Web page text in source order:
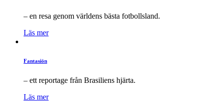
– en resa genom världens bästa fotbollsland.
Läs mer
Fantasiön
– ett reportage från Brasiliens hjärta.
Läs mer